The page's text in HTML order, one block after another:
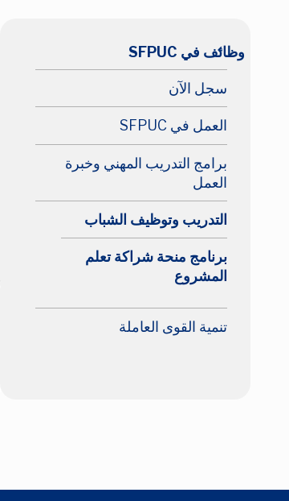
keyboard_arrow_left
وظائف في SFPUC
سجل الآن
العمل في SFPUC
برامج التدريب المهني وخبرة
العمل
التدريب وتوظيف الشباب
برنامج منحة شراكة تعلم
المشروع
تنمية القوى العاملة